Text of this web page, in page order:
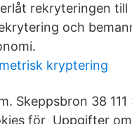
rekryteringen till
och
kryptering
Skeppsbron 38
för Uppgifter